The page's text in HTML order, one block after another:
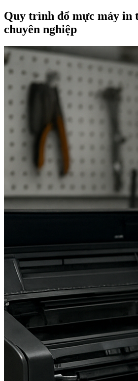
Quy trình đổ mực máy in
chuyên nghiệp